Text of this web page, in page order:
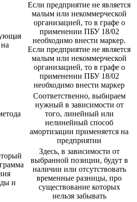
Если предприятие не является
малым или некоммерческой
организацией, то в графе о
применении ПБУ 18/02
необходимо внести маркер.
Если предприятие не является
малым или некоммерческой
организацией, то в графе о
применении ПБУ 18/02
необходимо внести маркер
Соответственно, выбираем
нужный в зависимости от
того, линейный или
нелинейный способ
амортизации применяется на
предприятии
и
Здесь, в зависимости от
выбранной позиции, будут в
наличии или отсутствовать
временные разницы, про
существование которых
нельзя забывать